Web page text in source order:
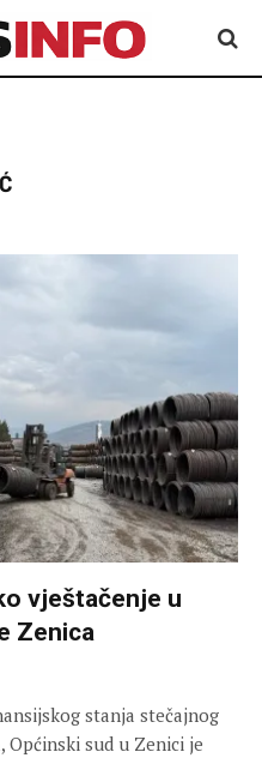
vještačenje u
Zenica
stanja stečajnog
Općinski sud u Zenici je